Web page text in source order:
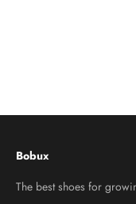
Bobux
The best shoes for